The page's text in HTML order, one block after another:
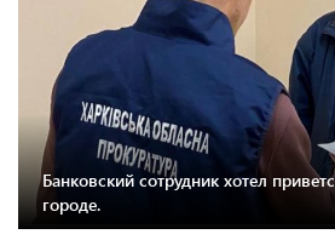
Банковский сотрудник хотел
городе.